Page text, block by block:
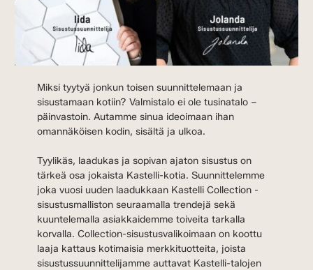
Miksi tyytyä jonkun toisen suunnittelemaan ja
sisustamaan kotiin? Valmistalo ei ole tusinatalo –
päinvastoin. Autamme sinua ideoimaan ihan
omannäköisen kodin, sisältä ja ulkoa.
Tyylikäs, laadukas ja sopivan ajaton sisustus on
tärkeä osa jokaista Kastelli-kotia. Suunnittelemme
joka vuosi uuden laadukkaan Kastelli Collection -
sisustusmalliston seuraamalla trendejä sekä
kuuntelemalla asiakkaidemme toiveita tarkalla
korvalla. Collection-sisustusvalikoimaan on koottu
laaja kattaus kotimaisia merkkituotteita, joista
sisustussuunnittelijamme auttavat Kastelli-talojen